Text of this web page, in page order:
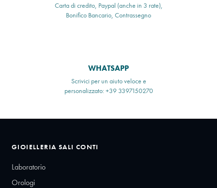
Carta di credito, Paypal (anche in 3 rate),
Bonifico Bancario, Contrassegno
WHATSAPP
Scrivici per un aiuto veloce e
personalizzato: +39 3397150270
GIOIELLERIA SALI CONTI
Laboratorio
Orologi